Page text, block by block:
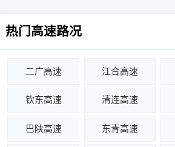
热门高速路况
二广高速 江合高速
钦东高速 清连高速
巴陕高速 东青高速